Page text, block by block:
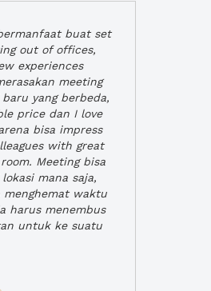
buat set
out of offices,
experiences
meeting
yang berbeda,
price dan I love
bisa impress
with great
Meeting bisa
mana saja,
menghemat waktu
harus menembus
untuk ke suatu